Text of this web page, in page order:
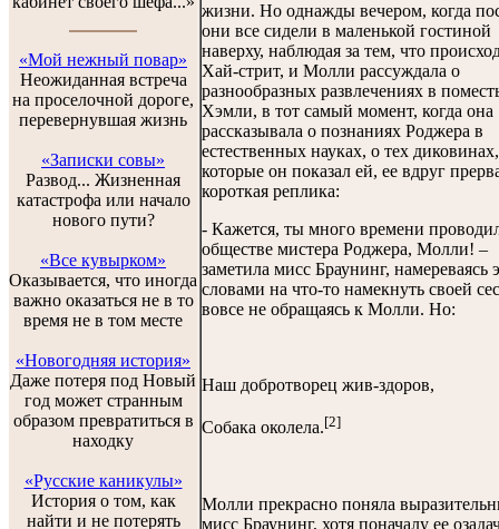
«Мой нежный повар»
Неожиданная встреча
на проселочной дороге,
перевернувшая жизнь
«Записки совы»
Развод... Жизненная
катастрофа или начало
нового пути?
«Все кувырком»
Оказывается, что иногда
важно оказаться не в то
время не в том месте
«Новогодняя история»
Даже потеря под Новый
год может странным
образом превратиться в
находку
«Русские каникулы»
История о том, как
найти и не потерять
жизни. Но однажды вечером, когда
они все сидели в маленькой гостиной
наверху, наблюдая за тем, что
Хай-стрит, и Молли рассуждала о
разнообразных развлечениях в
Хэмли, в тот самый момент, когда она
рассказывала о познаниях Роджера в
естественных науках, о тех диковинах,
которые он показал ей, ее вдруг
короткая реплика:
- Кажется, ты много времени
обществе мистера Роджера, Молли! –
заметила мисс Браунинг, намереваясь
словами на что-то намекнуть своей
вовсе не обращаясь к Молли. Но:
Наш добротворец жив-здоров,
Собака околела.[2]
Молли прекрасно поняла
мисс Браунинг, хотя поначалу ее